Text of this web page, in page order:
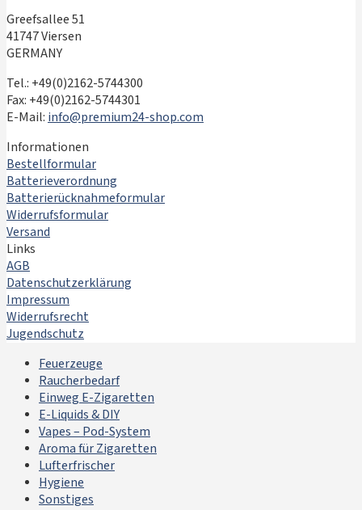
Greefsallee 51
41747 Viersen
GERMANY
Tel.: +49(0)2162-5744300
Fax: +49(0)2162-5744301
E-Mail:info@premium24-shop.com
Informationen
Bestellformular
Batterieverordnung
Batterierücknahmeformular
Widerrufsformular
Versand
Links
AGB
Datenschutzerklärung
Impressum
Widerrufsrecht
Jugendschutz
Feuerzeuge
Raucherbedarf
Einweg E-Zigaretten
E-Liquids & DIY
Vapes – Pod-System
Aroma für Zigaretten
Lufterfrischer
Hygiene
Sonstiges